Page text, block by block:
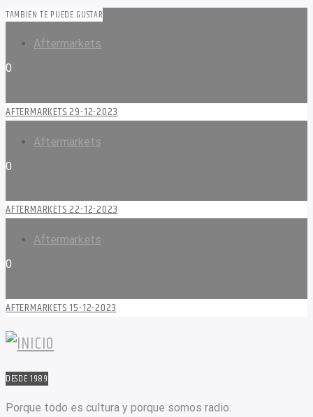
TAMBIÉN TE PUEDE GUSTAR
Aftermarkets
0
AFTERMARKETS 29-12-2023
Aftermarkets
0
AFTERMARKETS 22-12-2023
Aftermarkets
0
AFTERMARKETS 15-12-2023
DESDE 1989
Porque todo es cultura y porque somos radio.